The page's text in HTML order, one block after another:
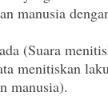
manusia
(Suara
menitiskan
manusia).